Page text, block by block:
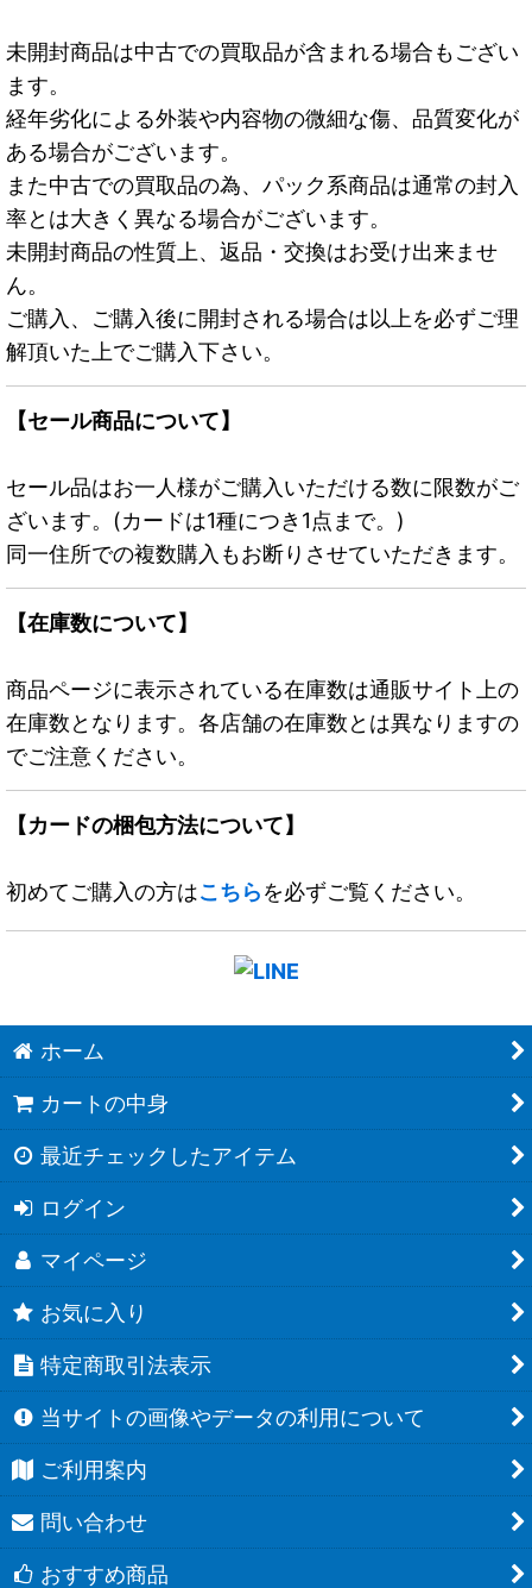
未開封商品は中古での買取品が含まれる場合もござい
ます。
経年劣化による外装や内容物の微細な傷、品質変化が
ある場合がございます。
また中古での買取品の為、パック系商品は通常の封入
率とは大きく異なる場合がございます。
未開封商品の性質上、返品・交換はお受け出来ませ
ん。
ご購入、ご購入後に開封される場合は以上を必ずご理
解頂いた上でご購入下さい。
【セール商品について】
セール品はお一人様がご購入いただける数に限数がご
ざいます。(カードは1種につき1点まで。)
同一住所での複数購入もお断りさせていただきます。
【在庫数について】
商品ページに表示されている在庫数は通販サイト上の
在庫数となります。各店舗の在庫数とは異なりますの
でご注意ください。
【カードの梱包方法について】
初めてご購入の方はこちらを必ずご覧ください。
ホーム
カートの中身
最近チェックしたアイテム
ログイン
マイページ
お気に入り
特定商取引法表示
当サイトの画像やデータの利用について
ご利用案内
問い合わせ
おすすめ商品